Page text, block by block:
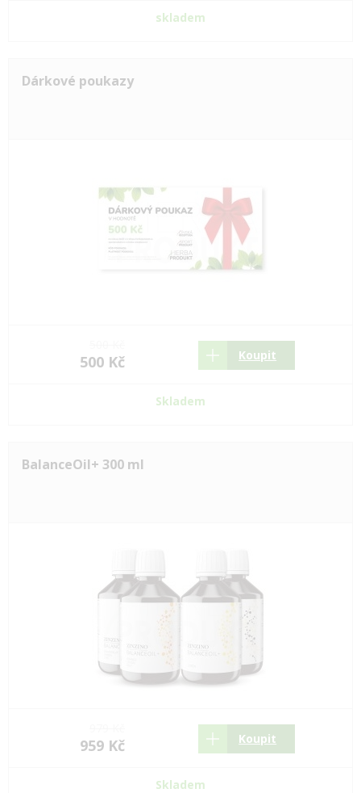
skladem
Dárkové poukazy
500 Kč Koupit
Skladem
BalanceOil+ 300 ml
959 Kč Koupit
Skladem